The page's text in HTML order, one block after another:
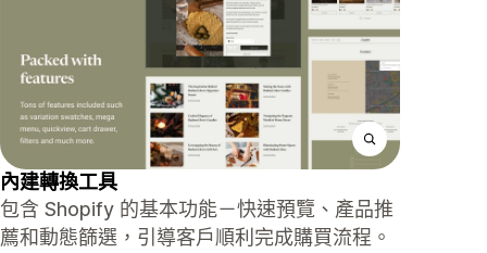
內建轉換工具
包含 Shopify 的基本功能－快速預覽、產品推
薦和動態篩選，引導客戶順利完成購買流程。